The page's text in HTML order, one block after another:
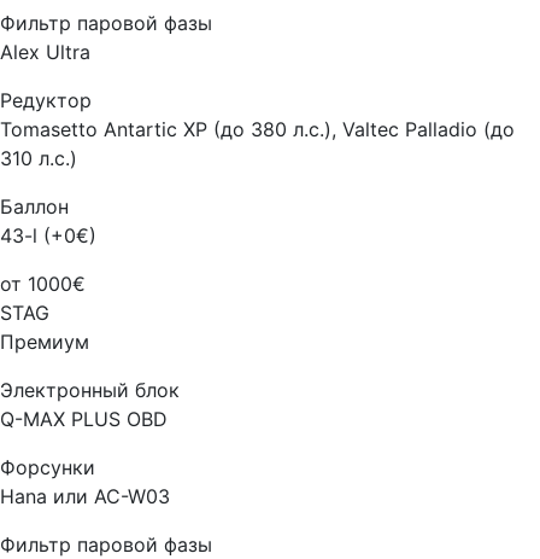
Фильтр паровой фазы
Alex Ultra
Редуктор
Tomasetto Antartic XP (до 380 л.с.), Valtec Palladio (до
310 л.с.)
Баллон
43-l (+0€)
от 1000€
STAG
Премиум
Электронный блок
Q-MAX PLUS OBD
Форсунки
Hana или AC-W03
Фильтр паровой фазы